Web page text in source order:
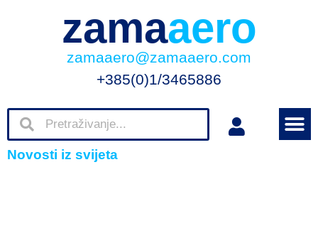
zamaaero
zamaaero@zamaaero.com
+385(0)1/3465886
Novosti iz svijeta